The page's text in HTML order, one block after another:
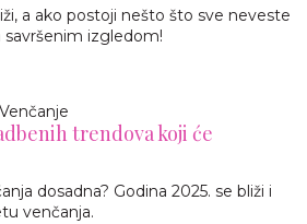
a ako postoji nešto što sve neveste
savršenim izgledom!
trendova koji će
dosadna? Godina 2025. se bliži i
venčanja.